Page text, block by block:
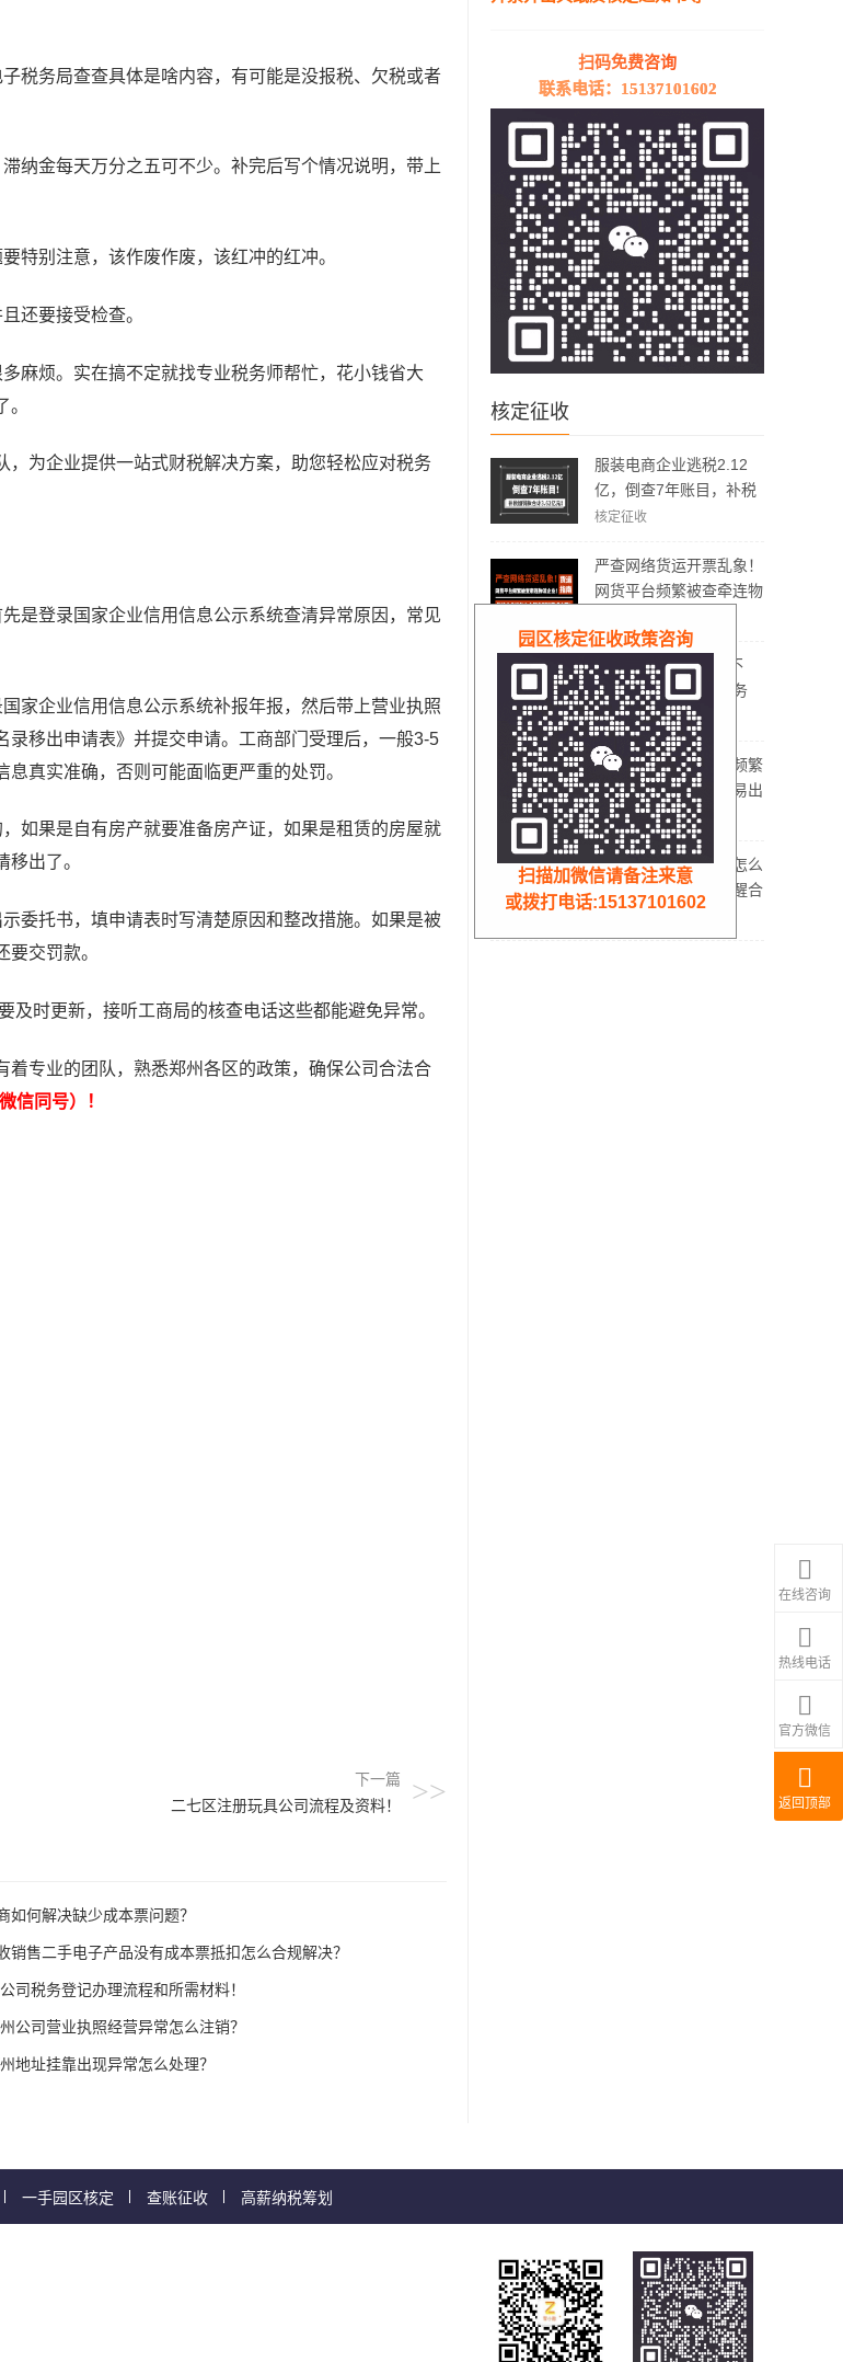
扫码免费咨询
联系电话：15137101602
核定征收
服装电商企业逃税2.12
亿，倒查7年账目，补税
加罚款3.62亿元！
核定征收
严查网络货运开票乱象！
网货平台频繁被查牵连物
合规拿到运费成本票？
200多万运费发票开不
出！网货平台仅退服务
费，运费成本拿不到怎么
办？
有限公司返税
物流企业、网货平台频繁
被稽查，哪些方面容易出
现问题？怎么实现合规经
营？
有限公司返税
电商没有成本票应该怎么
办？收到税务预警提醒合
税务局查查具体是啥内容，有可能是没报税、欠税或者
纳金每天万分之五可不少。补完后写个情况说明，带上
特别注意，该作废作废，该红冲的红冲。
还要接受检查。
麻烦。实在搞不定就找专业税务师帮忙，花小钱省大
为企业提供一站式财税解决方案，助您轻松应对税务
是登录国家企业信用信息公示系统查清异常原因，常见
家企业信用信息公示系统补报年报，然后带上营业执照
移出申请表》并提交申请。工商部门受理后，一般3-5
真实准确，否则可能面临更严重的处罚。
如果是自有房产就要准备房产证，如果是租赁的房屋就
出了。
委托书，填申请表时写清楚原因和整改措施。如果是被
交罚款。
时更新，接听工商局的核查电话这些都能避免异常。
专业的团队，熟悉郑州各区的政策，确保公司合法合
信同号）！
下一篇
二七区注册玩具公司流程及资料！
>>
如何解决缺少成本票问题？
销售二手电子产品没有成本票抵扣怎么合规解决？
司税务登记办理流程和所需材料！
公司营业执照经营异常怎么注销？
地址挂靠出现异常怎么处理？
在线咨询
热线电话
官方微信
返回顶部
一手园区核定 查账征收 高薪纳税筹划
园区核定征收政策咨询
扫描加微信请备注来意
或拨打电话:15137101602